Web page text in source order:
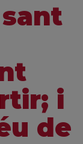
i
de